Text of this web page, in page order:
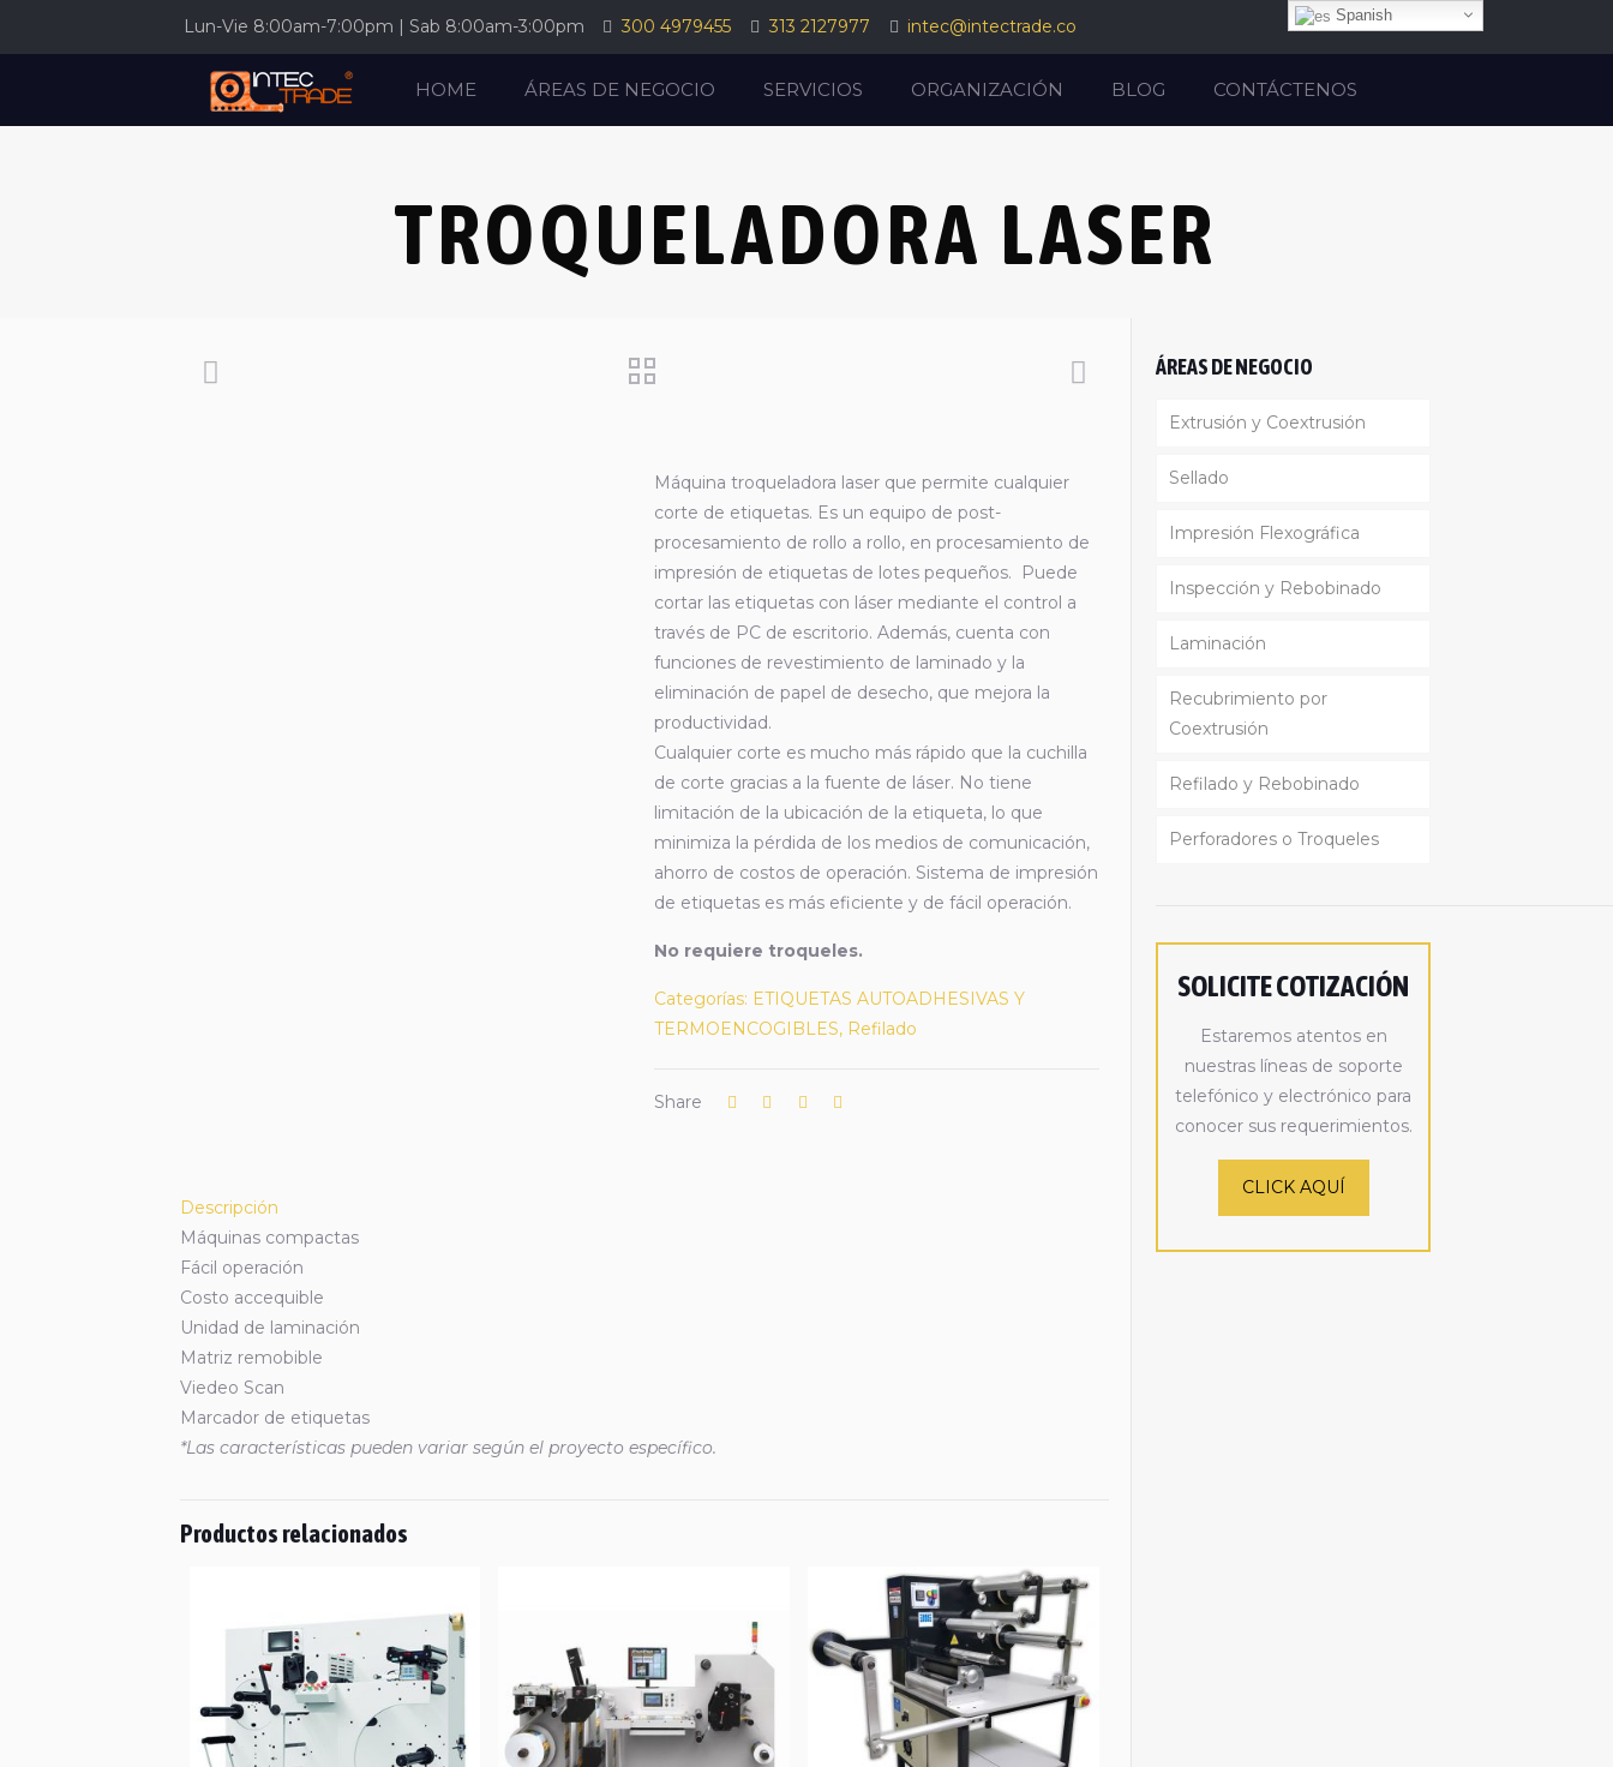
Lun-Vie 8:00am-7:00pm | Sab 8:00am-3:00pm 300 4979455 313 2127977 intec@intectrade.co
HOME ÁREAS DE NEGOCIO SERVICIOS ORGANIZACIÓN BLOG CONTÁCTENOS
TROQUELADORA LASER
Máquina troqueladora laser que permite cualquier
corte de etiquetas. Es un equipo de post-
procesamiento de rollo a rollo, en procesamiento de
impresión de etiquetas de lotes pequeños. Puede
cortar las etiquetas con láser mediante el control a
través de PC de escritorio. Además, cuenta con
funciones de revestimiento de laminado y la
eliminación de papel de desecho, que mejora la
productividad.
Cualquier corte es mucho más rápido que la cuchilla
de corte gracias a la fuente de láser. No tiene
limitación de la ubicación de la etiqueta, lo que
minimiza la pérdida de los medios de comunicación,
ahorro de costos de operación. Sistema de impresión
de etiquetas es más eficiente y de fácil operación.
No requiere troqueles.
Categorías: ETIQUETAS AUTOADHESIVAS Y
TERMOENCOGIBLES, Refilado
Share
Descripción
Máquinas compactas
Fácil operación
Costo accequible
Unidad de laminación
Matriz remobible
Viedeo Scan
Marcador de etiquetas
*Las características pueden variar según el proyecto específico.
Productos relacionados
ÁREAS DE NEGOCIO
Extrusión y Coextrusión
Linea Reciclaje
Sellado
Impresión Flexográfica
Inspección y Rebobinado
Laminación
Recubrimiento por
Coextrusión
Refilado y Rebobinado
Perforadores o Troqueles
SOLICITE COTIZACIÓN
Estaremos atentos en
nuestras líneas de soporte
telefónico y electrónico para
conocer sus requerimientos.
CLICK AQUÍ
Spanish